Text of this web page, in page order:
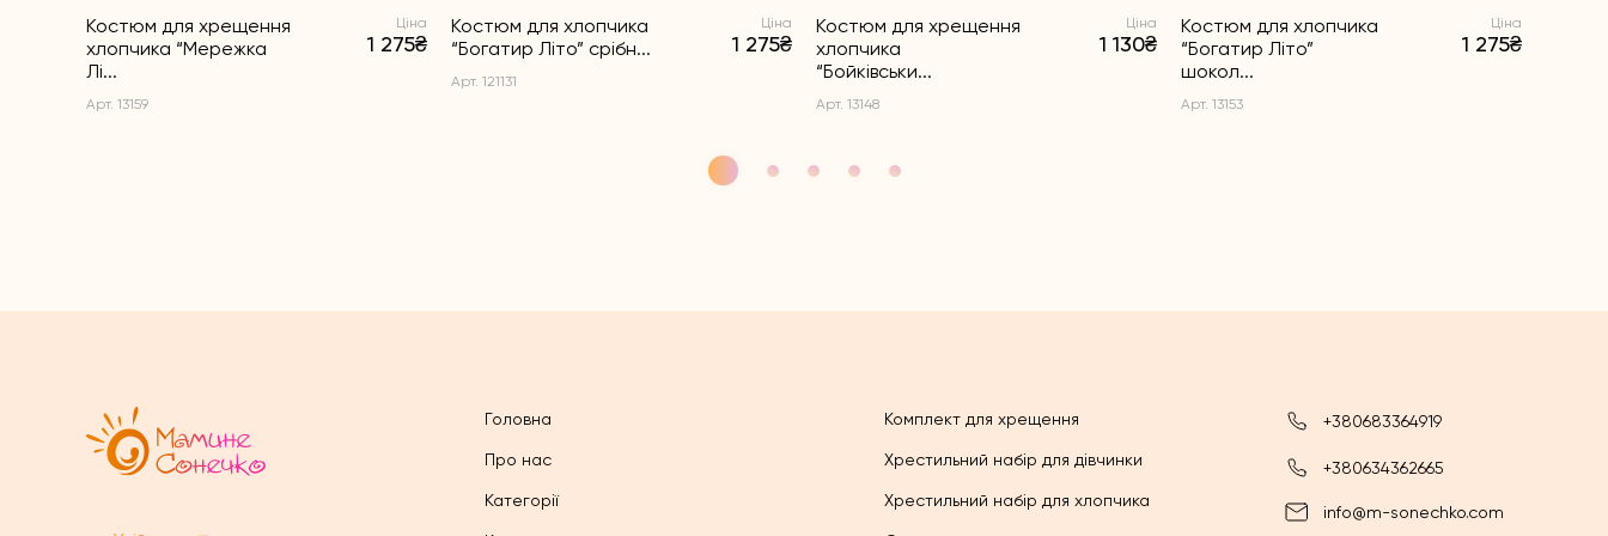
Костюм для хрещення
хлопчика “Мережка
Лі...
Арт. 13159
Ціна
1 275₴
Костюм для хлопчика
“Богатир Літо” срібн...
Арт. 121131
Ціна
1 275₴
Костюм для хрещення
хлопчика
“Бойківськи...
Арт. 13148
Ціна
1 130₴
Костюм для хлопчика
“Богатир Літо”
шокол...
Арт. 13153
Ціна
1 275₴
Головна
Про нас
Категорії
Комплект для хрещення
Хрестильний набір для дівчинки
Хрестильний набір для хлопчика
+380683364919
+380634362665
info@m-sonechko.com